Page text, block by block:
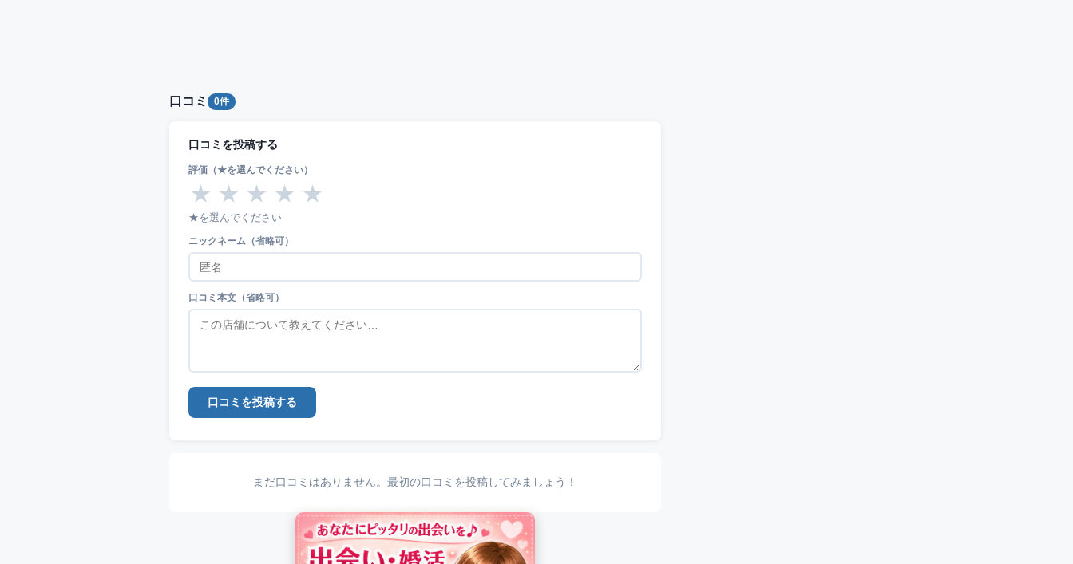
口コミ 0件
口コミを投稿する
評価（★を選んでください）
★ ★ ★ ★ ★
★を選んでください
ニックネーム（省略可）
口コミ本文（省略可）
口コミを投稿する
まだ口コミはありません。最初の口コミを投稿してみましょう！